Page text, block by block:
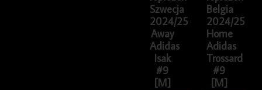
Szwecja
2024/25
Away
Adidas
Isak
#9
[M]
Belgia
2024/25
Home
Adidas
Trossard
#9
[M]